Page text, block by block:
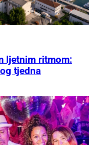
ljetnim ritmom:
tjedna